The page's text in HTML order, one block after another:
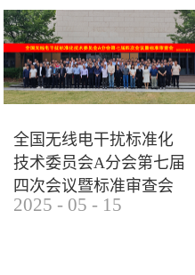
深入交流行业见解，踊
领域的高质量发展汇聚
，公司展示了...
全国无线电干扰标准化
技术委员会A分会第七届
四次会议暨标准审查会
成功举办
2025 - 05 - 15